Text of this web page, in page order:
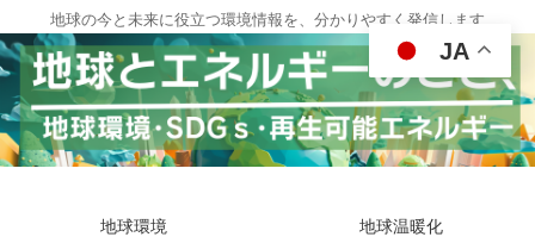
地球の今と未来に役立つ環境情報を、分かりやすく発信します
地球環境 地球温暖化
JA